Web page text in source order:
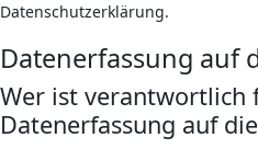
Datenschutzerklärung.
Datenerfassung auf
Wer ist verantwortlich
Datenerfassung auf